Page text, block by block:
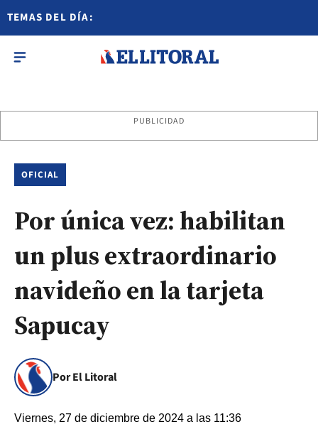
TEMAS DEL DÍA:
PUBLICIDAD
OFICIAL
Por única vez: habilitan
un plus extraordinario
navideño en la tarjeta
Sapucay
Por El Litoral
Viernes, 27 de diciembre de 2024 a las 11:36